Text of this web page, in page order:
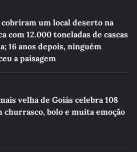
cobriram um local deserto na
com 12.000 toneladas de cascas
16 anos depois, ninguém
a paisagem
velha de Goiás celebra 108
churrasco, bolo e muita emoção